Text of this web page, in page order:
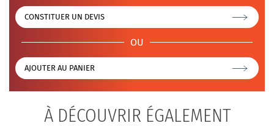
CONSTITUER UN DEVIS
OU
AJOUTER AU PANIER
À DÉCOUVRIR ÉGALEMENT